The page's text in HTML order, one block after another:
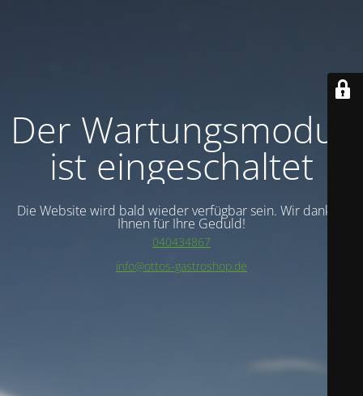
Der Wartungsmodus
ist eingeschaltet
Die Website wird bald wieder verfügbar sein. Wir danken
Ihnen für Ihre Geduld!
040434867
info@ottos-gastroshop.de